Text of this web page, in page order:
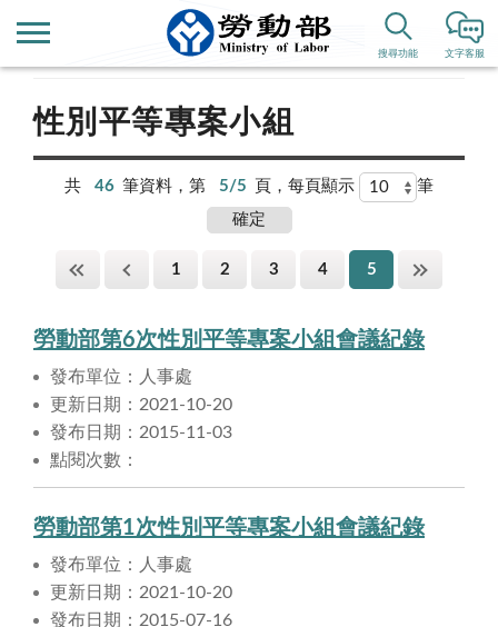
文字客服
搜尋功能
政府資訊公開 性別平等專區
性別平等專案小組
共 46 筆資料，第 5/5 頁，每頁顯示 筆
1 2 3 4 5
勞動部第6次性別平等專案小組會議紀錄
發布單位：人事處
更新日期：2021-10-20
發布日期：2015-11-03
點閱次數：
勞動部第1次性別平等專案小組會議紀錄
發布單位：人事處
更新日期：2021-10-20
發布日期：2015-07-16